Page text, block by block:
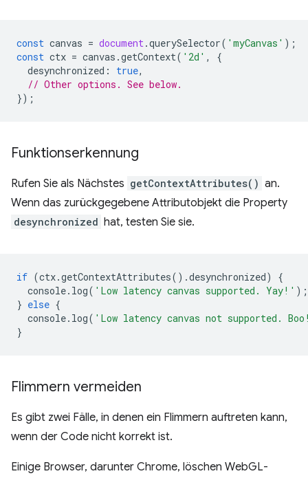
const canvas = document.querySelector( 'myCanvas' );
const ctx = canvas .getContext( '2d' ,
{
desynchronized : true,
// Other options. See below.
});
Funktionserkennung
Rufen Sie als Nächstes getContextAttributes() an.
Wenn das zurückgegebene Attributobjekt die Property
desynchronized hat, testen Sie sie.
if (ctx.getContextAttributes().desynchronized)
{
console. log( 'Low latency canvas supported. Yay!' );
} else {
console. log( 'Low latency canvas not supported.
}
Flimmern vermeiden
Es gibt zwei Fälle, in denen ein Flimmern auftreten kann,
wenn der Code nicht korrekt ist.
Einige Browser, darunter Chrome, löschen WebGL-